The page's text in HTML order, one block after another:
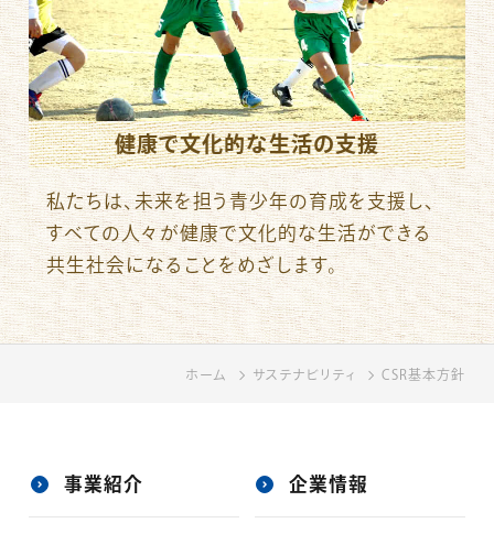
ホーム サステナビリティ CSR基本方針
健康で文化的な生活の支援
私たちは、未来を担う青少年の育成を支援し、
すべての人々が健康で文化的な生活ができる
共生社会になることをめざします。
ホーム サステナビリティ CSR基本方針
事業紹介 企業情報